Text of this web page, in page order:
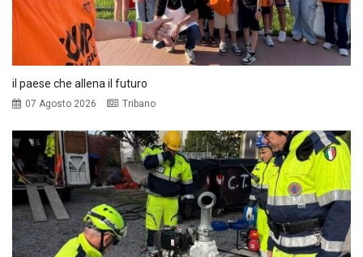
il paese che allena il futuro
07 Agosto 2026 Tribano